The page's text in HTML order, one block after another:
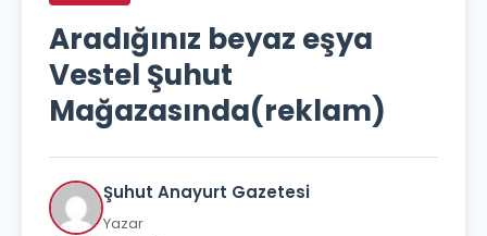
Aradığınız beyaz eşya
Vestel Şuhut
Mağazasında(reklam)
Şuhut Anayurt Gazetesi
Yazar